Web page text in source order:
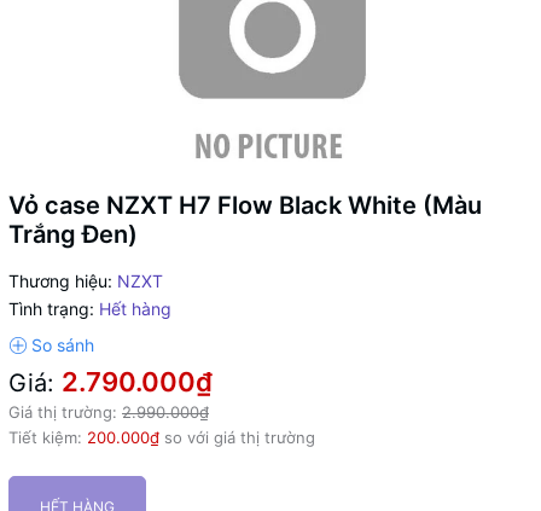
Vỏ case NZXT H7 Flow Black White (Màu
Trắng Đen)
Thương hiệu: NZXT
Tình trạng: Hết hàng
Giá: 2.790.000₫
Giá thị trường: 2.990.000₫
Tiết kiệm: 200.000₫ so với giá thị trường
HẾT HÀNG